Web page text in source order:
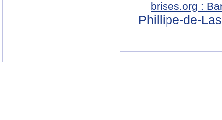
brises.org :
Phillipe-de-